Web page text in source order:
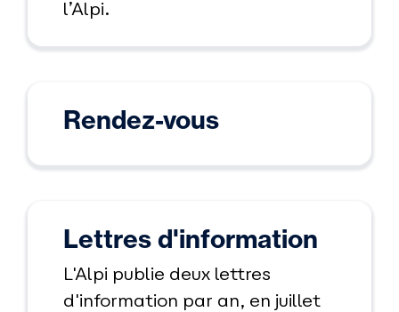
l’Alpi.
Rendez-vous
Lettres d'information
L'Alpi publie deux lettres
d'information par an, en juillet